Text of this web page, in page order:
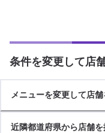
条件を変更して店
メニューを変更して店
近隣都道府県から店舗を